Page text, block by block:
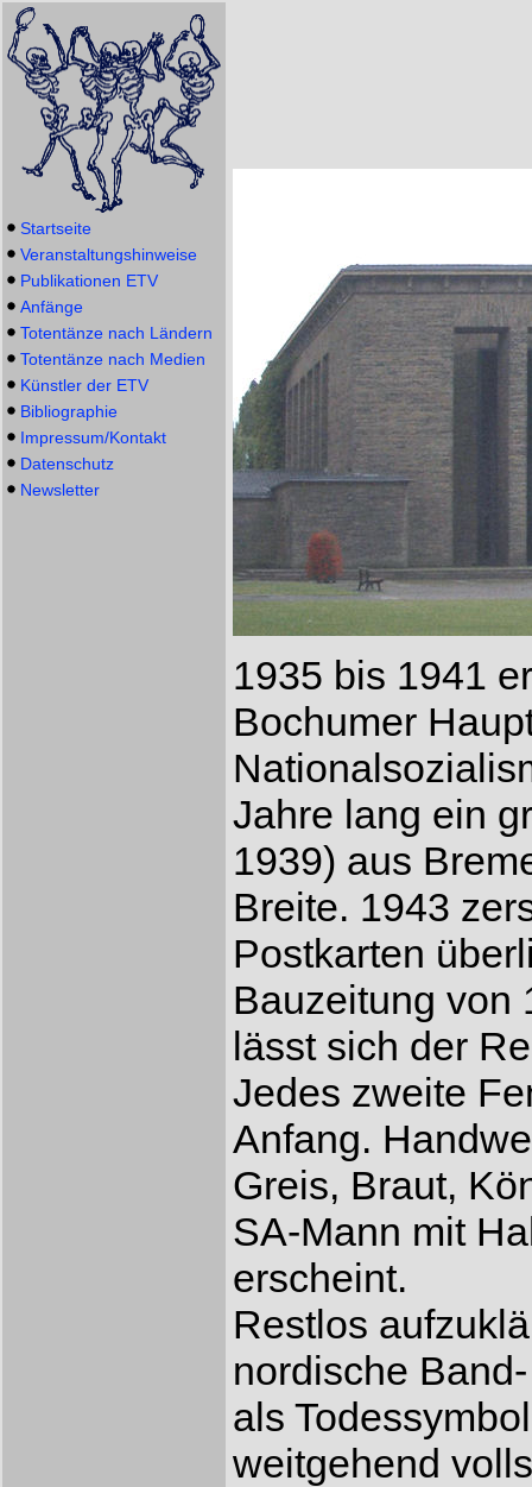
Startseite
Veranstaltungshinweise
Publikationen ETV
Anfänge
Totentänze nach Ländern
Totentänze nach Medien
Künstler der ETV
Bibliographie
Impressum/Kontakt
Datenschutz
Newsletter
1935 bis 1941
Bochumer
Jahre lang ein
1939) aus
Breite. 1943
Postkarten
Bauzeitung von
lässt sich der
Jedes zweite
Anfang.
Greis, Braut,
SA-Mann mit
erscheint.
Restlos
nordische
als
weitgehend